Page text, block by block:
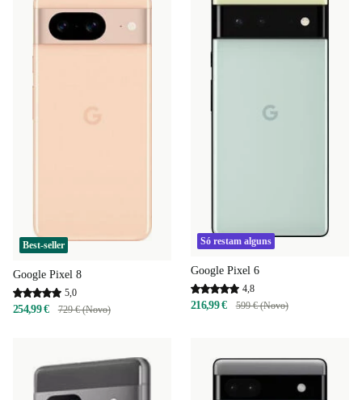
Best-seller
Google Pixel 8
5,0
254,99 € 729 € (Novo)
Só restam alguns
Google Pixel 6
4,8
216,99 € 599 € (Novo)